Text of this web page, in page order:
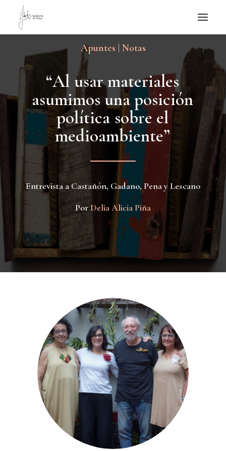
NOTICIAS DE JOYERÍA CONTEMPORÁNEA
NOVEDADES
APUNTES
QUIÉN SOY
Apuntes | Notas
“Al usar materiales
asumimos unaposición
política sobre el
medioambiente”
Entrevista a Castañón, Gadano, Pena y Lescano
PorDelia Alicia Piña